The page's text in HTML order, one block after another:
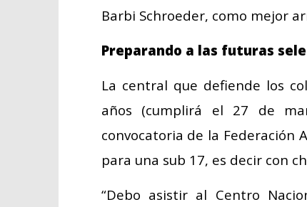
Barbi Schroeder, como mejor
Preparando a las futuras
La central que defiende los
años (cumplirá el 27 de
convocatoria de la Federación
para una sub 17, es decir con
“Debo asistir al Centro